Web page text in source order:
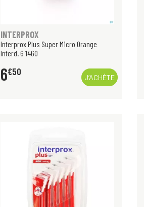
INTERPROX
Interprox Plus Super Micro Orange
Interd. 6 1460
6€50
J’ACHÈTE